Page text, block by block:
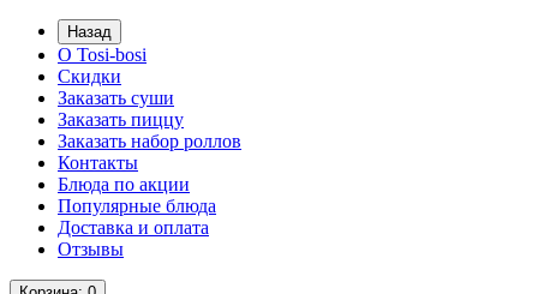
Назад
О Tosi-bosi
Скидки
Заказать суши
Заказать пиццу
Заказать набор роллов
Контакты
Блюда по акции
Популярные блюда
Доставка и оплата
Отзывы